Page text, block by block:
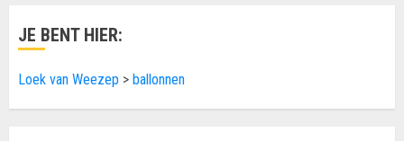
JE BENT HIER:
Loek van Weezep > ballonnen